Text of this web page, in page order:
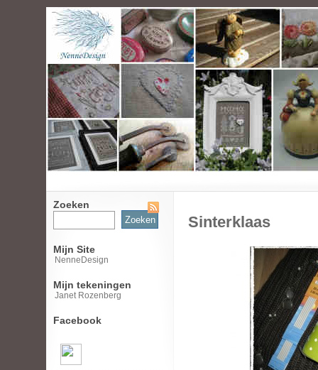
Zoeken
Zoeken
naar:
Mijn Site
NenneDesign
Mijn tekeningen
Janet Rozenberg
Facebook
Sinterklaas